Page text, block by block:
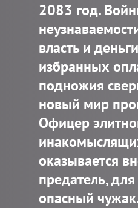
2083 год.
власть и
избранных
подножия
новый мир
Офицер
оказывается
предатель,
опасный